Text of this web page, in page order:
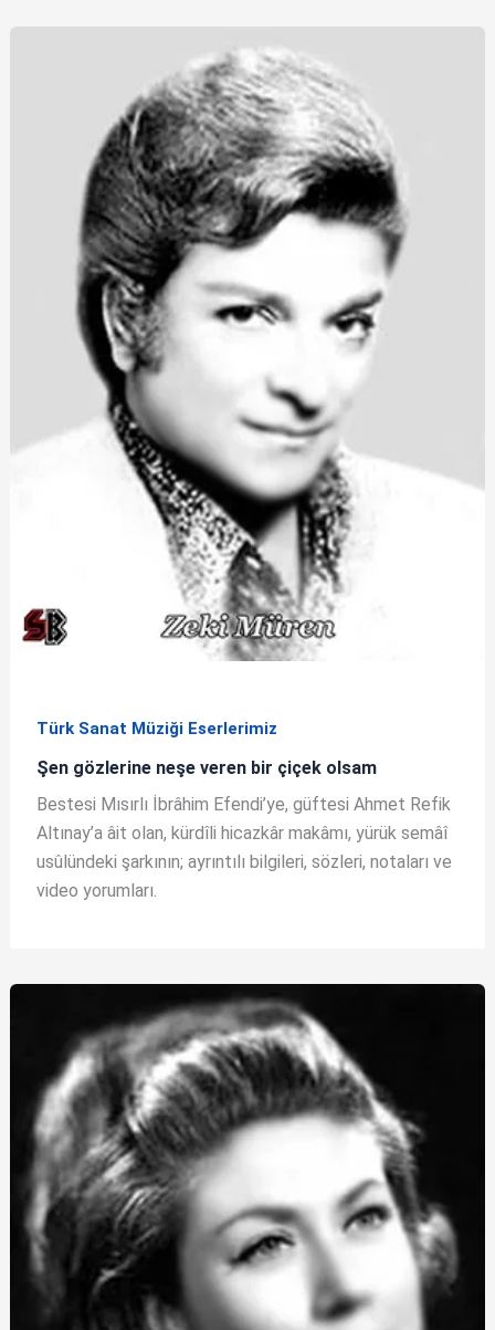
Türk Sanat Müziği Eserlerimiz
Şen gözlerine neşe veren bir çiçek olsam
Bestesi Mısırlı İbrâhim Efendi’ye, güftesi Ahmet Refik
Altınay’a âit olan, kürdîli hicazkâr makâmı, yürük semâî
usûlündeki şarkının; ayrıntılı bilgileri, sözleri, notaları ve
video yorumları.